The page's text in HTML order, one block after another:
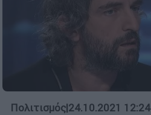
Πολιτισμός|24.10.2021 12:24